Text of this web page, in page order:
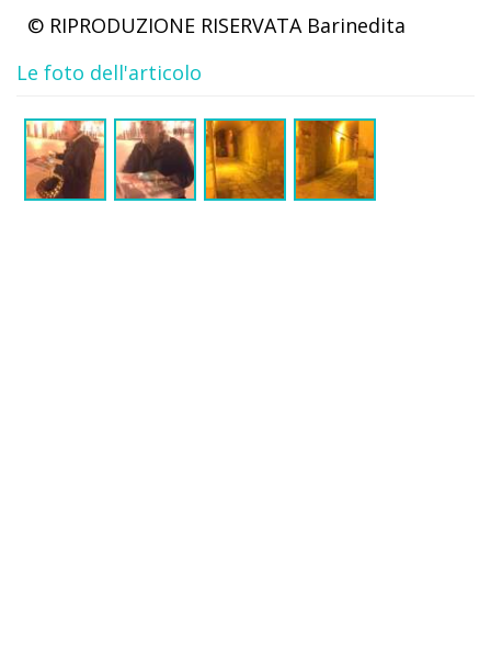
© RIPRODUZIONE RISERVATA Barinedita
Le foto dell'articolo